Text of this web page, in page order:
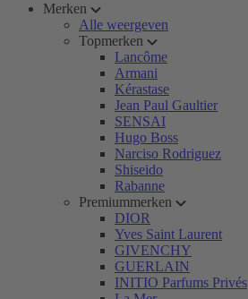
Merken
Alle weergeven
Topmerken
Lancôme
Armani
Kérastase
Jean Paul Gaultier
SENSAI
Hugo Boss
Narciso Rodriguez
Shiseido
Rabanne
Premiummerken
DIOR
Yves Saint Laurent
GIVENCHY
GUERLAIN
INITIO Parfums Privés